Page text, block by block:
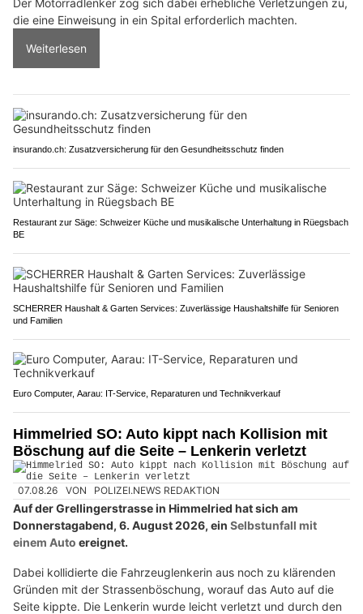
Der Motorradlenker zog sich dabei erhebliche Verletzungen zu,
die eine Einweisung in ein Spital erforderlich machten.
Weiterlesen
insurando.ch: Zusatzversicherung für den Gesundheitsschutz finden
Restaurant zur Säge: Schweizer Küche und musikalische Unterhaltung in Rüegsbach
BE
SCHERRER Haushalt & Garten Services: Zuverlässige Haushaltshilfe für Senioren
und Familien
Euro Computer, Aarau: IT-Service, Reparaturen und Technikverkauf
Himmelried SO: Auto kippt nach Kollision mit
Böschung auf die Seite – Lenkerin verletzt
07.08.26 VON POLIZEI.NEWS REDAKTION
Auf der Grellingerstrasse in Himmelried hat sich am
Donnerstagabend, 6. August 2026, ein Selbstunfall mit
einem Auto ereignet.
Dabei kollidierte die Fahrzeuglenkerin aus noch zu klärenden
Gründen mit der Strassenböschung, worauf das Auto auf die
Seite kippte. Die Lenkerin wurde leicht verletzt und durch den